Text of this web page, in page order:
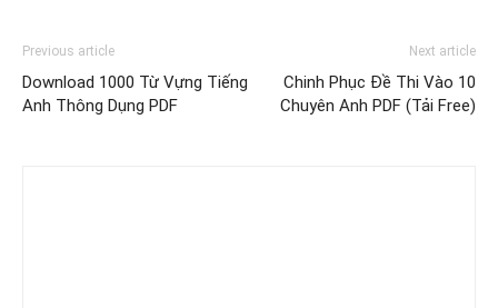
Previous article
Download 1000 Từ Vựng Tiếng
Anh Thông Dụng PDF
Next article
Chinh Phục Đề Thi Vào 10
Chuyên Anh PDF (Tải Free)